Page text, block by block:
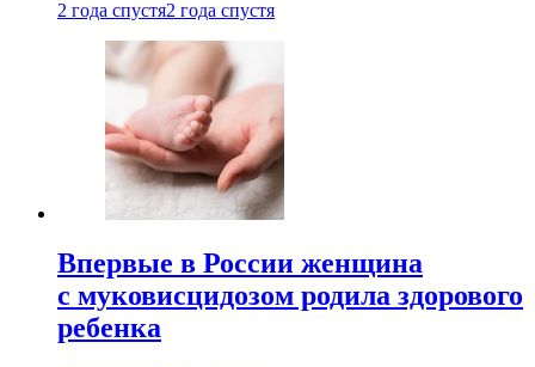
2 года спустя2 года спустя
Впервые в России женщина
с муковисцидозом родила здорового
ребенка